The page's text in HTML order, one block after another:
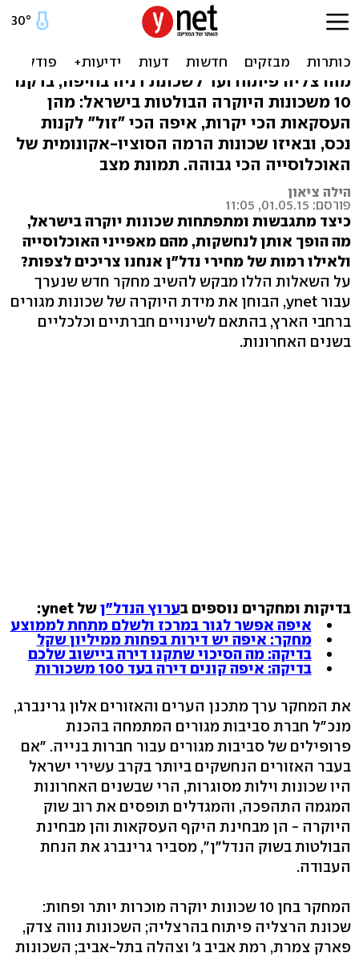
הצצה ל-10 משכונות היוקרה
מהרצליה פיתוח ועד לשכונת דניה בחיפה, בדקנו
10 משכונות היוקרה הבולטות בישראל: מהן
העסקאות הכי יקרות, איפה הכי "זול" לקנות
נכס, ובאיזו שכונות הרמה הסוציו-אקונומית של
האוכלוסייה הכי גבוהה. תמונת מצב
הילה ציאון
פורסם: 01.05.15, 11:05
כיצד מתגבשות ומתפתחות שכונות יוקרה בישראל,
מה הופך אותן לנחשקות, מהם מאפייני האוכלוסייה
ולאילו רמות של מחירי נדל"ן אנחנו צריכים לצפות?
על השאלות הללו מבקש להשיב מחקר חדש שנערך
עבור ynet, הבוחן את מידת היוקרה של שכונות מגורים
ברחבי הארץ, בהתאם לשינויים חברתיים וכלכליים
בשנים האחרונות.
בדיקות ומחקרים נוספים בערוץ הנדל"ןשל ynet:
איפה אפשר לגור במרכז ולשלם מתחת לממוצע
מחקר: איפה יש דירות בפחות ממיליון שקל
בדיקה: מה הסיכוי שתקנו דירה ביישוב שלכם
בדיקה: איפה קונים דירה בעד 100 משכורות
את המחקר ערך מתכנן הערים והאזורים אלון גרינברג,
מנכ"ל חברת סביבות מגורים המתמחה בהכנת
פרופילים של סביבות מגורים עבור חברות בנייה. "אם
בעבר האזורים הנחשקים ביותר בקרב עשירי ישראל
היו שכונות וילות מסוגרות, הרי שבשנים האחרונות
המגמה התהפכה, והמגדלים תופסים את רוב שוק
היוקרה - הן מבחינת היקף העסקאות והן מבחינת
הבולטות בשוק הנדל"ן", מסביר גרינברג את הנחת
העבודה.
המחקר בחן 10 שכונות יוקרה מוכרות יותר ופחות:
שכונת הרצליה פיתוח בהרצליה; השכונות נווה צדק,
פארק צמרת, רמת אביב ג' וצהלה בתל-אביב; השכונות